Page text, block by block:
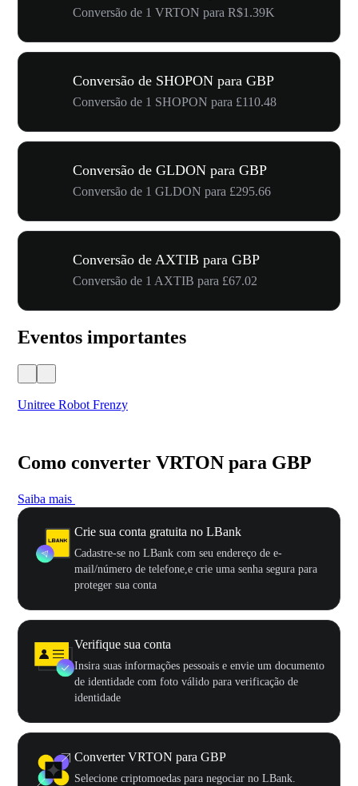
Conversão de 1 VRTON para R$1.39K
Conversão de SHOPON para GBP
Conversão de 1 SHOPON para £110.48
Conversão de GLDON para GBP
Conversão de 1 GLDON para £295.66
Conversão de AXTIB para GBP
Conversão de 1 AXTIB para £67.02
Eventos importantes
Unitree Robot Frenzy
Como converter VRTON para GBP
Saiba mais
Crie sua conta gratuita no LBank
Cadastre-se no LBank com seu endereço de e-
mail/número de telefone,e crie uma senha segura para
proteger sua conta
Verifique sua conta
Insira suas informações pessoais e envie um documento
de identidade com foto válido para verificação de
identidade
Converter VRTON para GBP
Selecione criptomoedas para negociar no LBank.